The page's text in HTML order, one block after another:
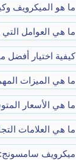
ما هو الميكرويف
ما هي العوامل
كيفية اختيار أفضل
ما هي الميزات
ما هي الأسعار
ما هي العلامات
ميكرويف سامسونج: